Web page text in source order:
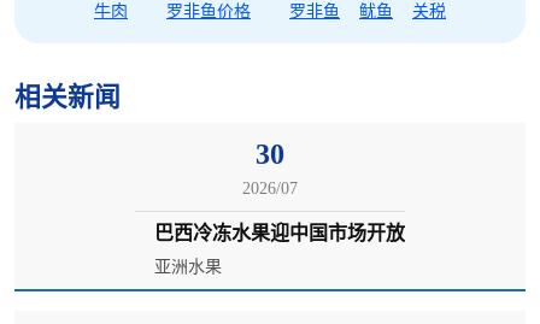
牛肉
罗非鱼价格 罗非鱼 鱿鱼 关税
相关新闻
30
2026/07
巴西冷冻水果迎中国市场开放
亚洲水果